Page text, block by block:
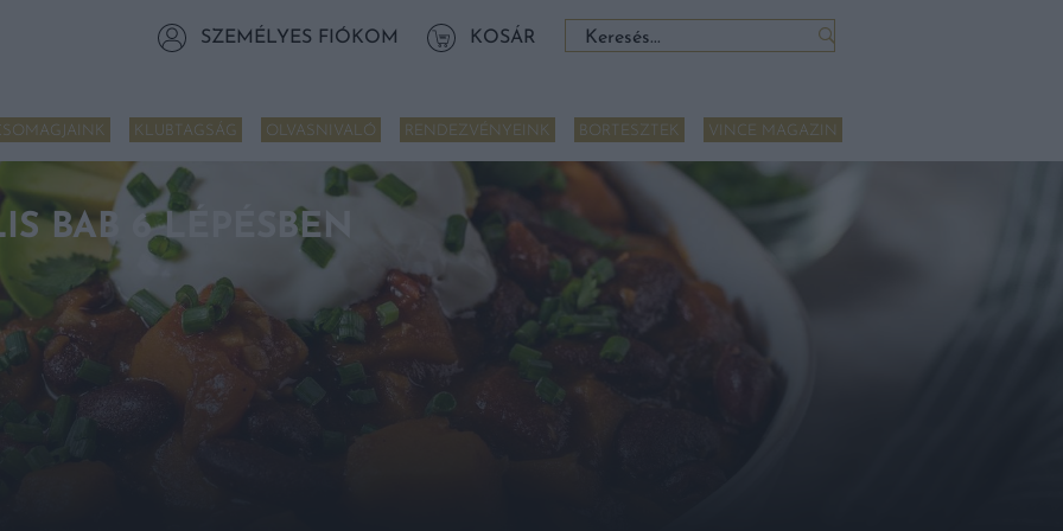
SZEMÉLYES FIÓKOM KOSÁR Keresés:
KLUBTAGSÁG OLVASNIVALÓ RENDEZVÉNYEINK BORTESZTEK VINCE MAGAZIN
BAB 6 LÉPÉSBEN